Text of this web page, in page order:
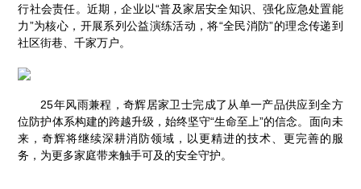
行社会责任。近期，企业以“普及家居安全知识、强化应急处置能
力”为核心，开展系列公益演练活动，将“全民消防”的理念传递到
社区街巷、千家万户。
25年风雨兼程，奇辉居家卫士完成了从单一产品供应到全方
位防护体系构建的跨越升级，始终坚守“生命至上”的信念。面向未
来，奇辉将继续深耕消防领域，以更精进的技术、更完善的服
务，为更多家庭带来触手可及的安全守护。